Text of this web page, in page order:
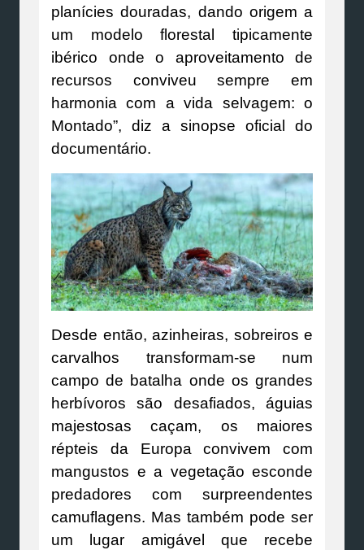
planícies douradas, dando origem a
um modelo florestal tipicamente
ibérico onde o aproveitamento de
recursos conviveu sempre em
harmonia com a vida selvagem: o
Montado”, diz a sinopse oficial do
documentário.
Desde então, azinheiras, sobreiros e
carvalhos transformam-se num
campo de batalha onde os grandes
herbívoros são desafiados, águias
majestosas caçam, os maiores
répteis da Europa convivem com
mangustos e a vegetação esconde
predadores com surpreendentes
camuflagens. Mas também pode ser
um lugar amigável que recebe